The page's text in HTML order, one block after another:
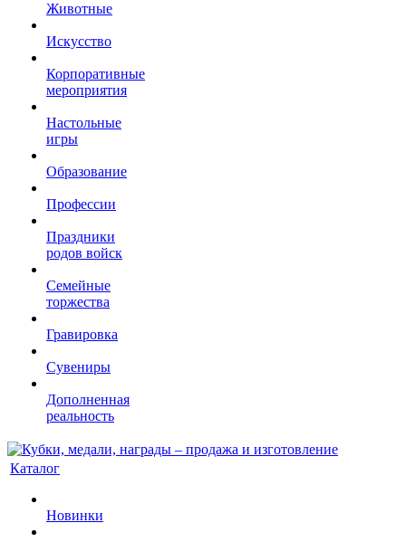
Животные
Искусство
Корпоративные
мероприятия
Настольные
игры
Образование
Профессии
Праздники
родов войск
Семейные
торжества
Гравировка
Сувениры
Дополненная
реальность
Каталог
Новинки